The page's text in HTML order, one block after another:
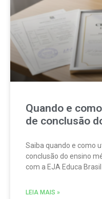
Quando e
de conclusão
Saiba quando e como
conclusão do ensino
com a EJA Educa Brasil
LEIA MAIS »